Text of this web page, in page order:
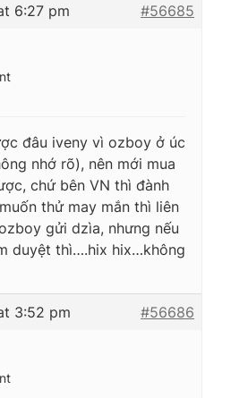
6:27 pm #56685
đâu iveny vì ozboy ở úc
nhớ rõ), nên mới mua
chứ bên VN thì đành
thử may mắn thì liên
gửi dzìa, nhưng nếu
duyệt thì….hix hix…không
3:52 pm #56686